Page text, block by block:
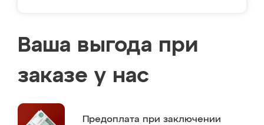
Ваша выгода при
заказе у нас
Предоплата при заключении